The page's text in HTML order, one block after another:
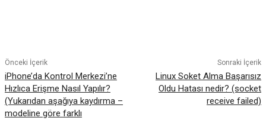
Önceki İçerik
iPhone’da Kontrol Merkezi’ne
Hızlıca Erişme Nasıl Yapılır?
(Yukarıdan aşağıya kaydırma –
modeline göre farklı
Sonraki İçerik
Linux Soket Alma Başarısız
Oldu Hatası nedir? (socket
receive failed)